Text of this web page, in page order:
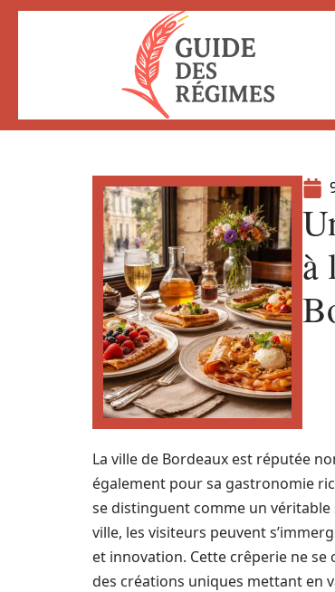
à
La ville de Bordeaux est réputée
également pour sa gastronomie
se distinguent comme un véritable
ville, les visiteurs peuvent
et innovation. Cette crêperie ne
des créations uniques mettant en